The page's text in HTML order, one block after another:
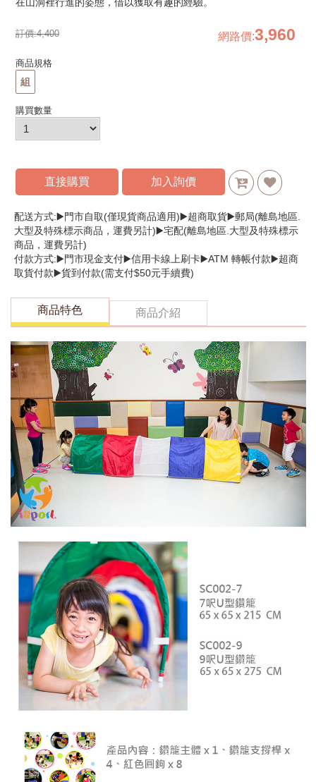
在山洞裡行進的姿態，借以獲取有趣的經驗。
訂價:4,400 網路價:3,960
商品規格
組
購買數量
直接購買 加入詢價
配送方式:▶️門市自取(僅現貨商品適用)▶️超商取貨▶️郵局(離島地區.
大型及特殊標示商品，運費另計)▶️宅配(離島地區.大型及特殊標示
商品，運費另計)
付款方式:▶️門市現金支付▶️信用卡線上刷卡▶️ATM 轉帳付款▶️超商
取貨付款▶️貨到付款(需支付$50元手續費)
商品特色 商品介紹